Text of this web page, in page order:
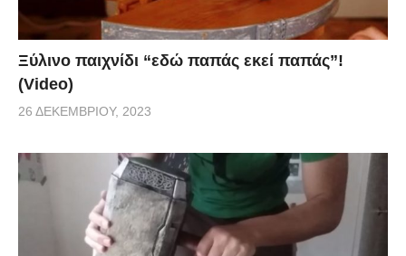
Ξύλινο παιχνίδι “εδώ παπάς εκεί παπάς”!
(Video)
26 ΔΕΚΕΜΒΡΊΟΥ, 2023